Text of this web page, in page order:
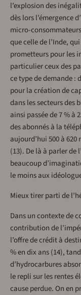
l’explosion des
dès lors l’émergence
micro-
que celle de l’Inde,
prometteurs pour les
particulier ceux des
ce type de demande :
pour la création de
dans les secteurs des
ainsi passée de 7 % à
des abonnés à la
aujourd’hui 500 à
(13). De là à parler de
beaucoup
le moins aux
Mieux tirer parti de
Dans un contexte de
contribution de
l’offre de crédit à
% en dix ans (14),
d’hydrocarbures
le repli sur les rentes
cause perdue. On en